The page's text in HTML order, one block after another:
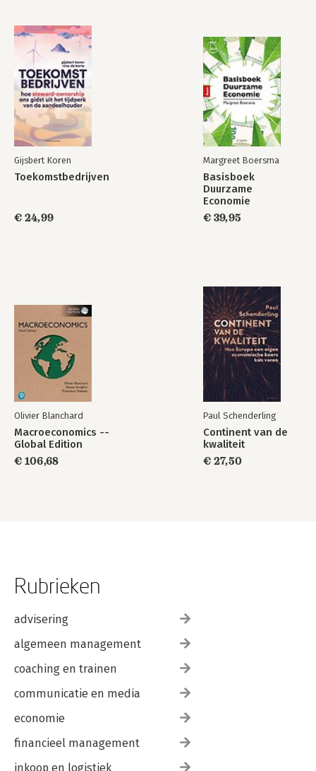
Hooked - Hoe je
mensen
verslingerd maakt
aan je product
Hooked - How to
Build Habit-Forming
Products
Bekijk alle boeken
Gijsbert Koren
Toekomstbedrijven
€ 24,99
Margreet Boersma
Basisboek
Duurzame
Economie
€ 39,95
Olivier Blanchard
Macroeconomics --
Global Edition
€ 106,68
Paul Schenderling
Continent van de
kwaliteit
€ 27,50
Rubrieken
advisering
algemeen management
coaching en trainen
communicatie en media
economie
financieel management
inkoop en logistiek